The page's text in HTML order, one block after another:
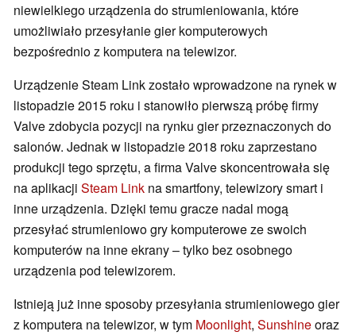
niewielkiego urządzenia do strumieniowania, które
umożliwiało przesyłanie gier komputerowych
bezpośrednio z komputera na telewizor.
Urządzenie Steam Link zostało wprowadzone na rynek w
listopadzie 2015 roku i stanowiło pierwszą próbę firmy
Valve zdobycia pozycji na rynku gier przeznaczonych do
salonów. Jednak w listopadzie 2018 roku zaprzestano
produkcji tego sprzętu, a firma Valve skoncentrowała się
na aplikacji Steam Link na smartfony, telewizory smart i
inne urządzenia. Dzięki temu gracze nadal mogą
przesyłać strumieniowo gry komputerowe ze swoich
komputerów na inne ekrany – tylko bez osobnego
urządzenia pod telewizorem.
Istnieją już inne sposoby przesyłania strumieniowego gier
z komputera na telewizor, w tym Moonlight, Sunshineoraz